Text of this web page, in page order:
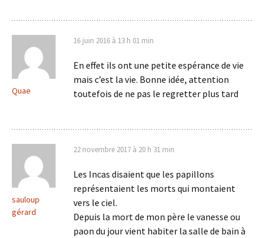
Quae
16 juin 2016 à 13 h 01 min
En effet ils ont une petite espérance de vie
mais c’est la vie. Bonne idée, attention
toutefois de ne pas le regretter plus tard
sauloup
gérard
22 novembre 2017 à 20 h 31 min
Les Incas disaient que les papillons
représentaient les morts qui montaient
vers le ciel.
Depuis la mort de mon père le vanesse ou
paon du jour vient habiter la salle de bain à